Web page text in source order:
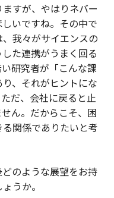
すが、やはりネバー
いですね。その中で
我々がサイエンスの
た連携がうまく回る
研究者が「こんな課
、それがヒントにな
だ、会社に戻ると止
ん。だからこそ、困
関係でありたいと考
のような展望をお持
うか。